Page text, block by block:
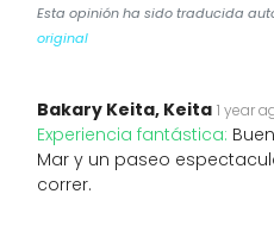
Esta opinión ha sido traducida
original
Bakary Keita, Keita 1 year
Experiencia fantástica:
Mar y un paseo
correr.